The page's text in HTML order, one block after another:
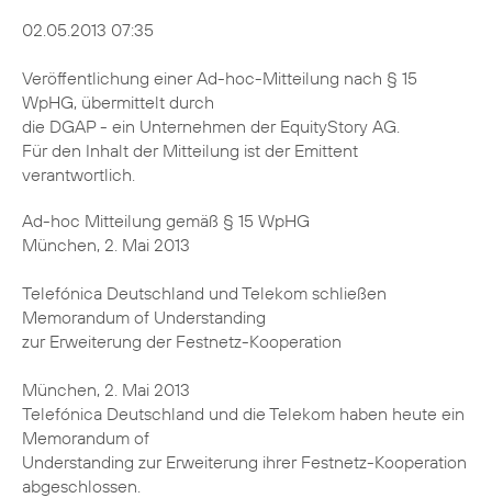
02.05.2013 07:35
Veröffentlichung einer Ad-hoc-Mitteilung nach § 15
WpHG, übermittelt durch
die DGAP - ein Unternehmen der EquityStory AG.
Für den Inhalt der Mitteilung ist der Emittent
verantwortlich.
Ad-hoc Mitteilung gemäß § 15 WpHG
München, 2. Mai 2013
Telefónica Deutschland und Telekom schließen
Memorandum of Understanding
zur Erweiterung der Festnetz-Kooperation
München, 2. Mai 2013
Telefónica Deutschland und die Telekom haben heute ein
Memorandum of
Understanding zur Erweiterung ihrer Festnetz-Kooperation
abgeschlossen.